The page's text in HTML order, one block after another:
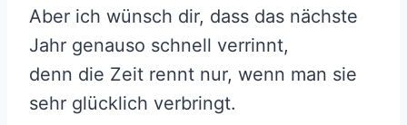
Aber ich wünsch dir, dass das nächste
Jahr genauso schnell verrinnt,
denn die Zeit rennt nur, wenn man sie
sehr glücklich verbringt.